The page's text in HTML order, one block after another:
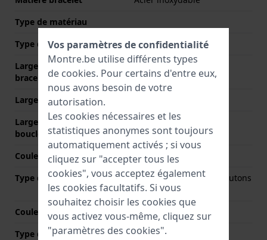
Type de matériau
Type de bracelet
Bracelet à maillons
Largeur de la patte (du
bracelet)
14 mm
Largeur entre Corne
Largeur de bande à la
boucle
14 mm
Couleur du bracelet
Bicolore
Type de fermoir
Boucle papillon avec boutons
poussoirs
Couleur de fermoir
Argent
Type de montage
Vis de selle
Vos paramètres de confidentialité
Montre.be utilise différents types
de cookies. Pour certains d'entre eux,
nous avons besoin de votre
autorisation.
Les cookies nécessaires et les
statistiques anonymes sont toujours
automatiquement activés ; si vous
cliquez sur "accepter tous les
cookies", vous acceptez également
les cookies facultatifs. Si vous
souhaitez choisir les cookies que
vous activez vous-même, cliquez sur
"paramètres des cookies".